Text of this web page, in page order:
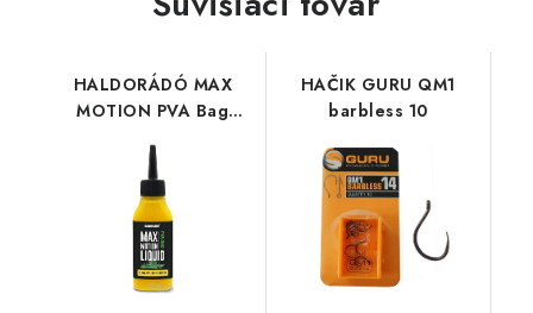
HALDORÁDÓ MAX
MOTION PVA Bag
Corn
HAČIK GURU QM1
barbless 10